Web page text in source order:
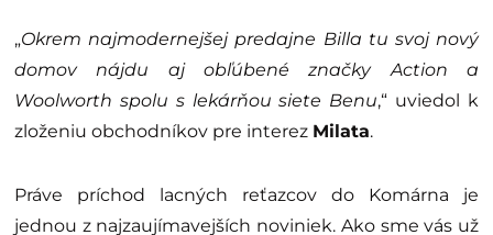
„Okrem najmodernejšej predajne Billa tu svoj nový
domov nájdu aj obľúbené značky Action a
Woolworth spolu s lekárňou siete Benu,“ uviedol k
zloženiu obchodníkov pre interez Milata.
Práve príchod lacných reťazcov do Komárna je
jednou z najzaujímavejších noviniek. Ako sme vás už